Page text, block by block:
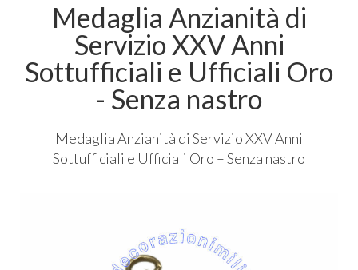
Medaglia Anzianità di
Servizio XXV Anni
Sottufficiali e Ufficiali Oro
- Senza nastro
Medaglia Anzianità di ServizioXXVAnni
Sottufficiali e Ufficiali Oro – Senza nastro